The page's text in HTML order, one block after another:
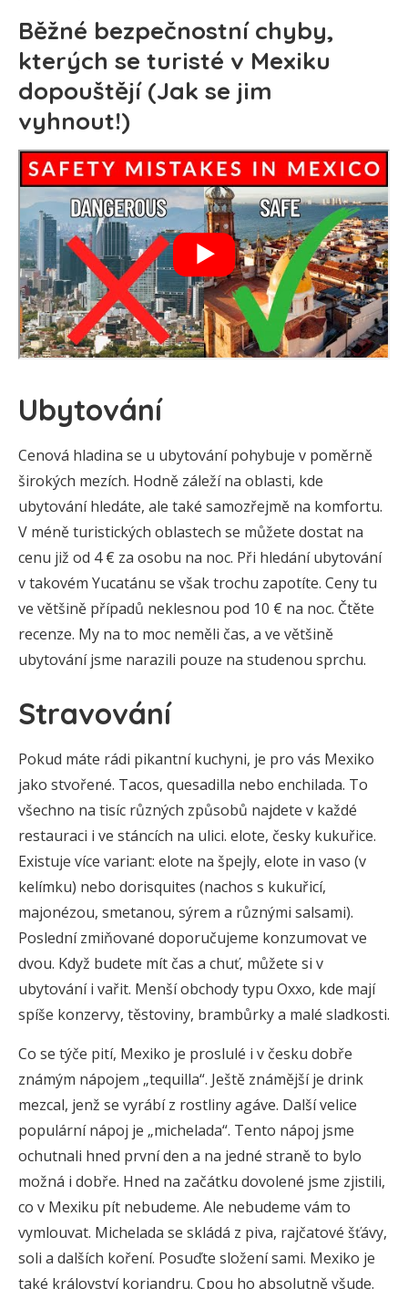
Běžné bezpečnostní chyby,
kterých se turisté v Mexiku
dopouštějí (Jak se jim
vyhnout!)
Ubytování
Cenová hladina se u ubytování pohybuje v poměrně
širokých mezích. Hodně záleží na oblasti, kde
ubytování hledáte, ale také samozřejmě na komfortu.
V méně turistických oblastech se můžete dostat na
cenu již od 4 € za osobu na noc. Při hledání ubytování
v takovém Yucatánu se však trochu zapotíte. Ceny tu
ve většině případů neklesnou pod 10 € na noc. Čtěte
recenze. My na to moc neměli čas, a ve většině
ubytování jsme narazili pouze na studenou sprchu.
Stravování
Pokud máte rádi pikantní kuchyni, je pro vás Mexiko
jako stvořené. Tacos, quesadilla nebo enchilada. To
všechno na tisíc různých způsobů najdete v každé
restauraci i ve stáncích na ulici. elote, česky kukuřice.
Existuje více variant: elote na špejly, elote in vaso (v
kelímku) nebo dorisquites (nachos s kukuřicí,
majonézou, smetanou, sýrem a různými salsami).
Poslední zmiňované doporučujeme konzumovat ve
dvou. Když budete mít čas a chuť, můžete si v
ubytování i vařit. Menší obchody typu Oxxo, kde mají
spíše konzervy, těstoviny, brambůrky a malé sladkosti.
Co se týče pití, Mexiko je proslulé i v česku dobře
známým nápojem „tequilla“. Ještě známější je drink
mezcal, jenž se vyrábí z rostliny agáve. Další velice
populární nápoj je „michelada“. Tento nápoj jsme
ochutnali hned první den a na jedné straně to bylo
možná i dobře. Hned na začátku dovolené jsme zjistili,
co v Mexiku pít nebudeme. Ale nebudeme vám to
vymlouvat. Michelada se skládá z piva, rajčatové šťávy,
soli a dalších koření. Posuďte složení sami. Mexiko je
také království koriandru. Cpou ho absolutně všude.